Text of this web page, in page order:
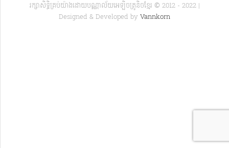
រក្សាសិទ្ធិគ្រប់យ៉ាងដោយបណ្ណាល័យអេឡិចត្រូនិចខ្មែរ © 2012 - 2022 |
Designed & Developed by Vannkorn